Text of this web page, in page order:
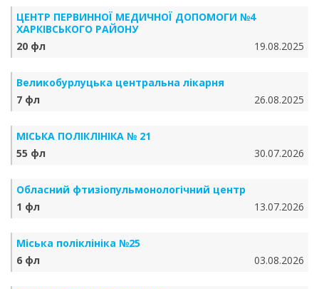
ЦЕНТР ПЕРВИННОЇ МЕДИЧНОЇ ДОПОМОГИ №4
ХАРКІВСЬКОГО РАЙОНУ
20 фл
19.08.2025
Великобурлуцька центральна лікарня
7 фл
26.08.2025
МІСЬКА ПОЛІКЛІНІКА № 21
55 фл
30.07.2026
Обласний фтизіопульмонологічний центр
1 фл
13.07.2026
Міська поліклініка №25
6 фл
03.08.2026